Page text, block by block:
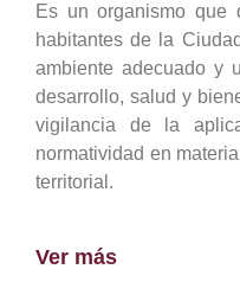
Es un organismo que
habitantes de la
ambiente adecuado y
desarrollo, salud y
vigilancia de la
normatividad en
territorial.
Ver más